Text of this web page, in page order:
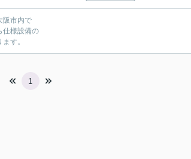
阪市内で
仕様設備の
す。
1